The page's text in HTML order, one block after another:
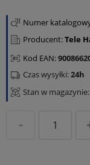
Numer
Producent:Tele
Kod EAN:
Stan w magazynie:
Czas wysyłki:24h